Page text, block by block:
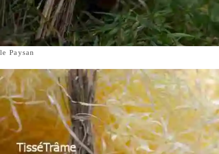
le Paysan